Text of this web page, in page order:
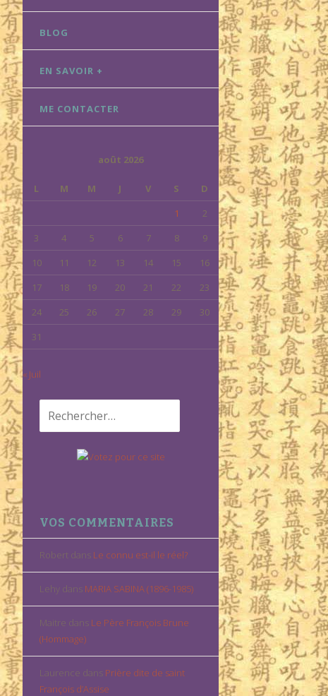
BLOG
EN SAVOIR +
ME CONTACTER
août 2026
L M M J V S
D
1
2
3
4 5 6 7 8
9
10
11 12 13 14 15
16
17
18 19 20 21 22
23
24
25 26 27 28 29
30
31
« Juil
Rechercher :
VOS COMMENTAIRES
Robert dans Le connu est-il le réel?
Lehy dans MARIA SABINA (1896-1985)
Maitre dans Le Père François Brune
(Hommage)
Laurence dans Prière dite de saint
François d’Assise